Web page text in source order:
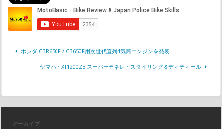
ホンダ CBR650F / CB650F用次世代直列4気筒エンジンを発表
ヤマハ・XT1200ZE スーパーテネレ・スタイリング＆ディティール
アーカイブ